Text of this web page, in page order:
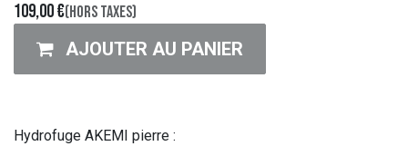
109,00€(Hors taxes)
AJOUTER AU PANIER
Hydrofuge AKEMI pierre :